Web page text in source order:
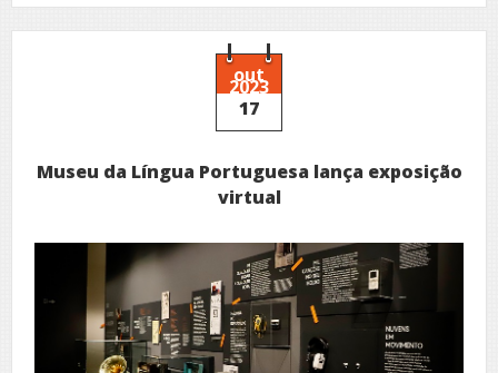
Cultural
Salvador
apresenta
exposição
sobre
vida
e
de
Zé
out
2023
17
Museu da Língua Portuguesa lança exposição
virtual